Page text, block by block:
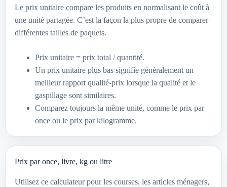
Le prix unitaire compare les produits en normalisant le coût à
une unité partagée. C’est la façon la plus propre de comparer
différentes tailles de paquets.
Prix unitaire = prix total / quantité.
Un prix unitaire plus bas signifie généralement un
meilleur rapport qualité-prix lorsque la qualité et le
gaspillage sont similaires.
Comparez toujours la même unité, comme le prix par
once ou le prix par kilogramme.
Prix par once, livre, kg ou litre
Utilisez ce calculateur pour les courses, les articles ménagers,